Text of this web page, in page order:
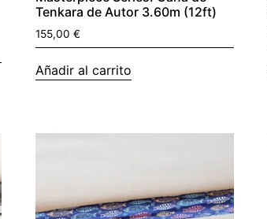
Tenkara de Autor 3.60m (12ft)
155,00€
Añadir al carrito